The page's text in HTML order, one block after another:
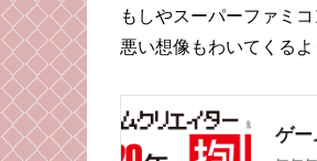
もしやスーパーファミ
悪い想像もわいてくる